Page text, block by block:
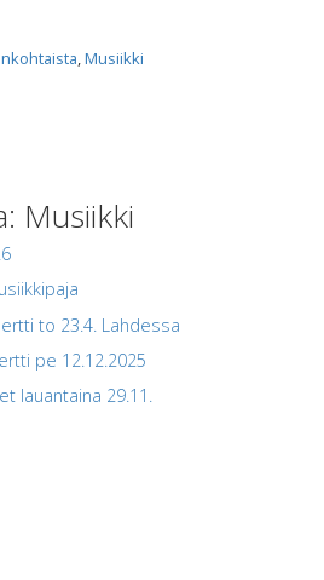
,Musiikki
Musiikki
to 23.4. Lahdessa
pe 12.12.2025
lauantaina 29.11.